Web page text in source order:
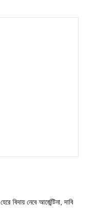
বিদায় নেবে আর্জেন্টিনা, দাবি